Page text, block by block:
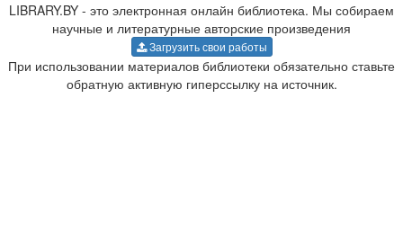
LIBRARY.BY - это электронная онлайн библиотека. Мы собираем
научные и литературные авторские произведения
Загрузить свои работы
При использовании материалов библиотеки обязательно ставьте
обратную активную гиперссылку на источник.